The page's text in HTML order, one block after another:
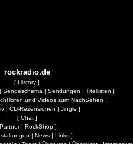
rockradio.de
[ History ]
| Sendeschema | Sendungen | Titellisten ]
und Videos zum NachSehen ]
| CD-Rezensionen | Jingle ]
[ Chat]
| RockShop]
| News | Links ]